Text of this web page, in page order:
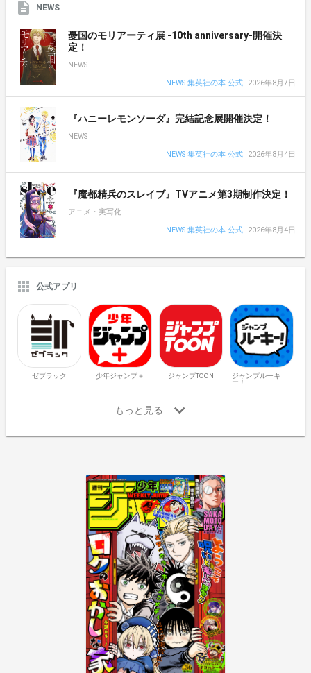
NEWS
憂国のモリアーティ展 -10th anniversary-開催決
定！
NEWS
NEWS 集英社の本 公式
2026年8月7日
『ハニーレモンソーダ』完結記念展開催決定！
NEWS
NEWS 集英社の本 公式
2026年8月4日
『魔都精兵のスレイブ』TVアニメ第3期制作決定！
アニメ・実写化
NEWS 集英社の本 公式
2026年8月4日
公式アプリ
ゼブラック 少年ジャンプ＋ ジャンプTOON
ジャンプルーキ
ー！